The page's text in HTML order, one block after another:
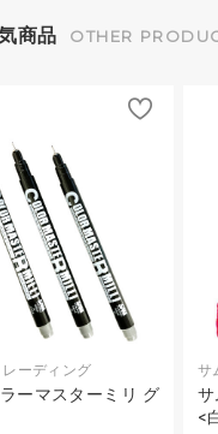
商品 OTHER
ーディング
ーマスターミリ グ
サ
サ
<